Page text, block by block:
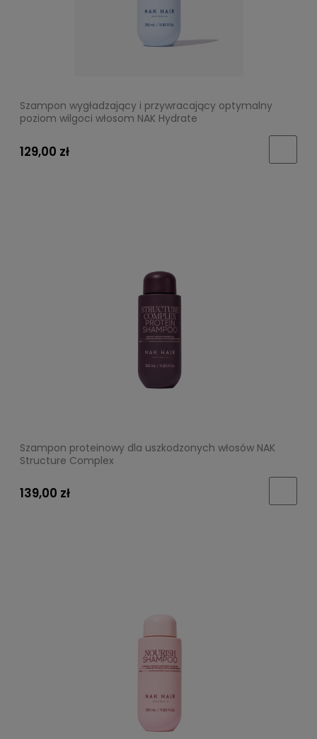
Szampon wygładzający i przywracający optymalny
poziom wilgoci włosom NAK Hydrate
129,00 zł
Szampon proteinowy dla uszkodzonych włosów NAK
Structure Complex
139,00 zł